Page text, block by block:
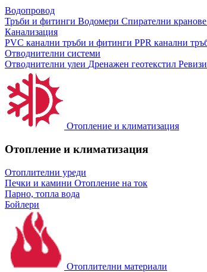
Водопровод
Тръби и фитинги Водомери Спирателни кранове
Канализация
PVC канални тръби и фитинги PPR канални
Отводнителни системи
Отводнителни улеи Дренажен геотекстил
Отопление и климатизация
Отопление и климатизация
Отоплителни уреди
Печки и камини Отопление на ток
Парно, топла вода
Бойлери
Отоплителни материали